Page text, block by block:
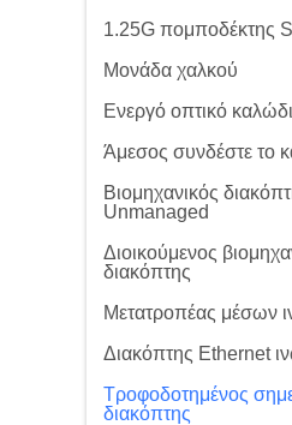
1.25G πομποδέκτης
Μονάδα χαλκού
Ενεργό οπτικό
Άμεσος συνδέστε το
Βιομηχανικός
Unmanaged
Διοικούμενος
διακόπτης
Μετατροπέας μέσων
Διακόπτης Ethernet
Τροφοδοτημένος
διακόπτης